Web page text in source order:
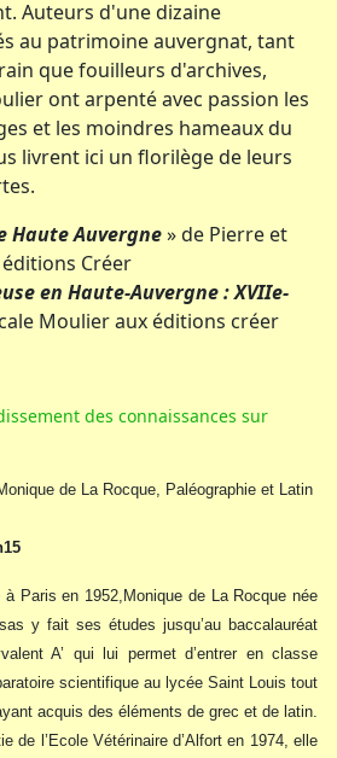
Auteurs d'une dizaine
au patrimoine auvergnat, tant
que fouilleurs d'archives,
ont arpenté avec passion les
et les moindres hameaux du
livrent ici un florilège de leurs
Haute Auvergne» de Pierre et
Créer
en Haute-Auvergne : XVIIe-
Moulier aux éditions créer
des connaissances sur
de La Rocque, Paléographie et Latin
à Paris en 1952,Monique de La Rocque née
y fait ses études jusqu’au baccalauréat
A’ qui lui permet d’entrer en classe
scientifique au lycée Saint Louis tout
acquis des éléments de grec et de latin.
de l’Ecole Vétérinaire d’Alfort en 1974, elle